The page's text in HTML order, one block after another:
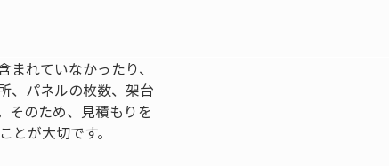
れていなかったり、
、パネルの枚数、架台
そのため、見積もりを
が大切です。